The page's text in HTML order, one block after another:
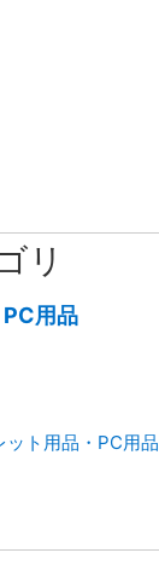
リ
用品
ット用品・PC用品